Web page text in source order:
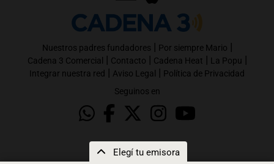
Elegí tu emisora
Nuestros padres fundadores | Por siempre Mario |
Cadena 3 Comercial | Contacto | Cadena Heat | La Popu |
Integrar nuestra red | Aviso Legal | Política de Privacidad
Seguinos en